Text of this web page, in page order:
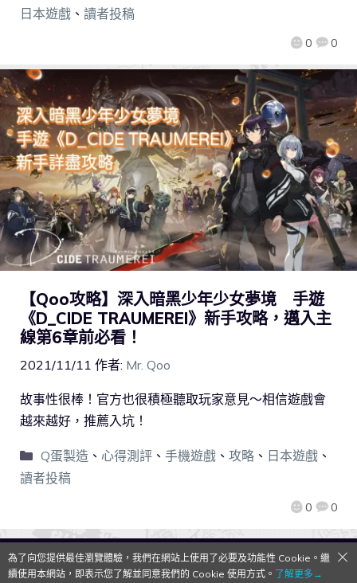
0 0
日本遊戲 、 讀者投稿
【Qoo攻略】深入暗黑少年少女夢境 手遊
《D_CIDE TRAUMEREI》新手攻略，邁入主
線第6章前必看！
2021/11/11 作者: Mr. Qoo
0 0
故事性很棒！官方也很積極聽取玩家意見～相信遊戲會
越來越好，推薦入坑！
Q蛋製造 、 心得測評、 手機遊戲、 攻略、 日本遊戲、
讀者投稿
QooApp Limited © 2026
為了向您提供最佳瀏覽體驗，我們在網站上使用了必要及功能性 Cookie。繼
續使用本網站，即表示您了解並同意我們的 Cookie 使用方式。 了解更多→